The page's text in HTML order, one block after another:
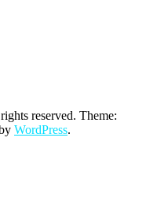
reserved. Theme:
WordPress.